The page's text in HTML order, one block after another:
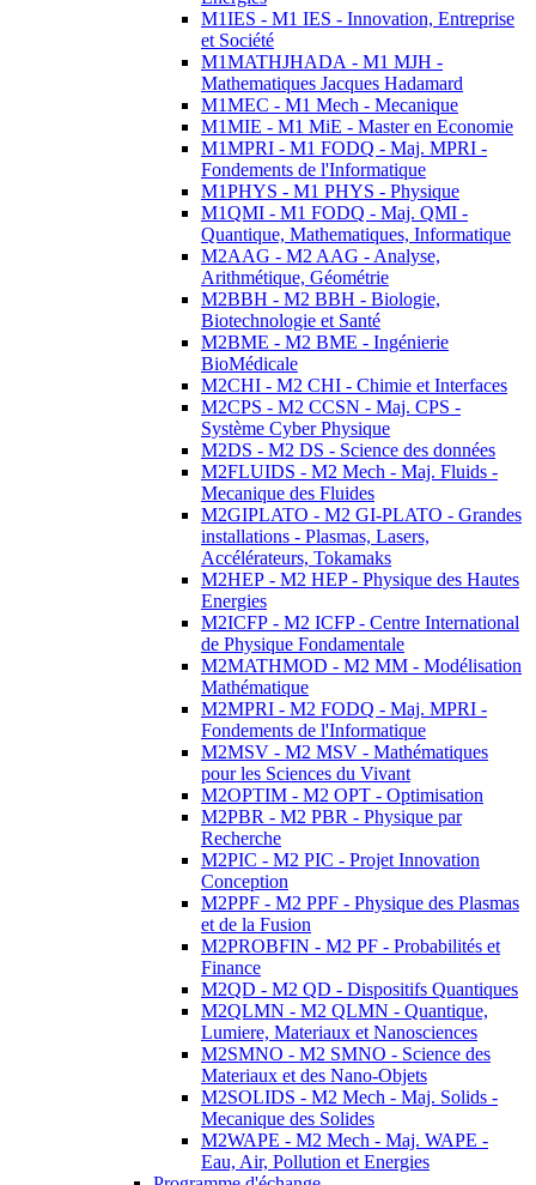
M1IES - M1 IES - Innovation, Entreprise
et Société
M1MATHJHADA - M1 MJH -
Mathematiques Jacques Hadamard
M1MEC - M1 Mech - Mecanique
M1MIE - M1 MiE - Master en Economie
M1MPRI - M1 FODQ - Maj. MPRI -
Fondements de l'Informatique
M1PHYS - M1 PHYS - Physique
M1QMI - M1 FODQ - Maj. QMI -
Quantique, Mathematiques, Informatique
M2AAG - M2 AAG - Analyse,
Arithmétique, Géométrie
M2BBH - M2 BBH - Biologie,
Biotechnologie et Santé
M2BME - M2 BME - Ingénierie
BioMédicale
M2CHI - M2 CHI - Chimie et Interfaces
M2CPS - M2 CCSN - Maj. CPS -
Système Cyber Physique
M2DS - M2 DS - Science des données
M2FLUIDS - M2 Mech - Maj. Fluids -
Mecanique des Fluides
M2GIPLATO - M2 GI-PLATO - Grandes
installations - Plasmas, Lasers,
Accélérateurs, Tokamaks
M2HEP - M2 HEP - Physique des Hautes
Energies
M2ICFP - M2 ICFP - Centre International
de Physique Fondamentale
M2MATHMOD - M2 MM - Modélisation
Mathématique
M2MPRI - M2 FODQ - Maj. MPRI -
Fondements de l'Informatique
M2MSV - M2 MSV - Mathématiques
pour les Sciences du Vivant
M2OPTIM - M2 OPT - Optimisation
M2PBR - M2 PBR - Physique par
Recherche
M2PIC - M2 PIC - Projet Innovation
Conception
M2PPF - M2 PPF - Physique des Plasmas
et de la Fusion
M2PROBFIN - M2 PF - Probabilités et
Finance
M2QD - M2 QD - Dispositifs Quantiques
M2QLMN - M2 QLMN - Quantique,
Lumiere, Materiaux et Nanosciences
M2SMNO - M2 SMNO - Science des
Materiaux et des Nano-Objets
M2SOLIDS - M2 Mech - Maj. Solids -
Mecanique des Solides
M2WAPE - M2 Mech - Maj. WAPE -
Eau, Air, Pollution et Energies